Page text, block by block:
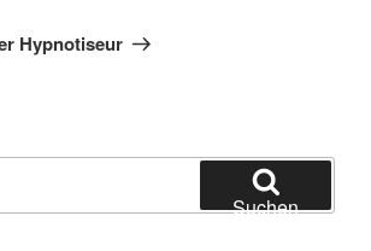
Hypnotiseur
Suchen